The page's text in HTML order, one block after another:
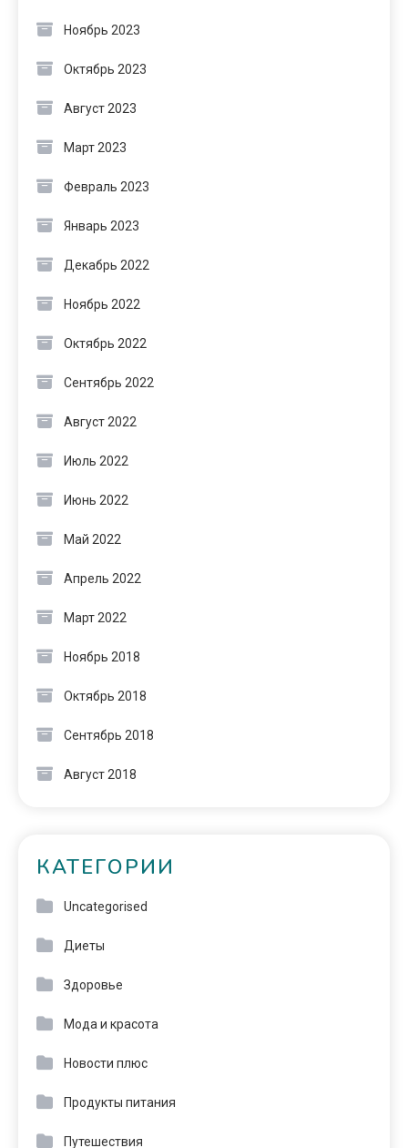
Ноябрь 2023
Октябрь 2023
Август 2023
Март 2023
Февраль 2023
Январь 2023
Декабрь 2022
Ноябрь 2022
Октябрь 2022
Сентябрь 2022
Август 2022
Июль 2022
Июнь 2022
Май 2022
Апрель 2022
Март 2022
Ноябрь 2018
Октябрь 2018
Сентябрь 2018
Август 2018
КАТЕГОРИИ
Uncategorised
Диеты
Здоровье
Мода и красота
Новости плюс
Продукты питания
Путешествия